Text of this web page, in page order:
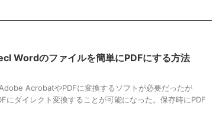
Wordのファイルを簡単にPDFにする方法
AcrobatやPDFに変換するソフトが必要だったが
ダイレクト変換することが可能になった。保存時にPDF